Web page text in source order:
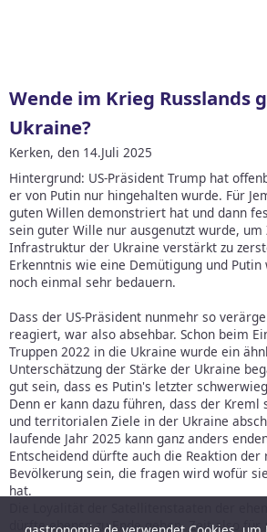
Wende im Krieg Russlands
Ukraine?
Kerken, den 14.Juli 2025
Hintergrund: US-Präsident Trump hat
er von Putin nur hingehalten wurde. Für
guten Willen demonstriert hat und dann
sein guter Wille nur ausgenutzt wurde, um
Infrastruktur der Ukraine verstärkt zu
Erkenntnis wie eine Demütigung und
noch einmal sehr bedauern.
Dass der US-Präsident nunmehr so
reagiert, war also absehbar. Schon beim
Truppen 2022 in die Ukraine wurde ein
Unterschätzung der Stärke der Ukraine
gut sein, dass es Putin's letzter
Denn er kann dazu führen, dass der
und territorialen Ziele in der Ukraine
laufende Jahr 2025 kann ganz anders
Entscheidend dürfte auch die Reaktion der
Bevölkerung sein, die fragen wird wofür
hat.
dürfte ebenso zu Ende gehen. Zeit also für